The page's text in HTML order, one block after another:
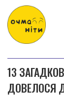
13
ДОВЕЛОСЯ